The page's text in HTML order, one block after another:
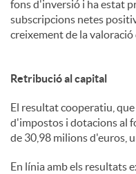
fons d'inversió i ha estat
subscripcions netes
creixement de la valoració
Retribució al capital
El resultat cooperatiu,
d'impostos i dotacions al
de 30,98 milions d'euros,
En línia amb els resultats